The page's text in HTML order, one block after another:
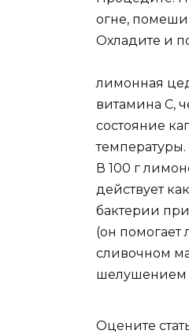
огне,
Охладите и
лимонная
витамина C,
состояние
В 100 г
действует
бактерии
(он
сливочном
шелушением
Оцените